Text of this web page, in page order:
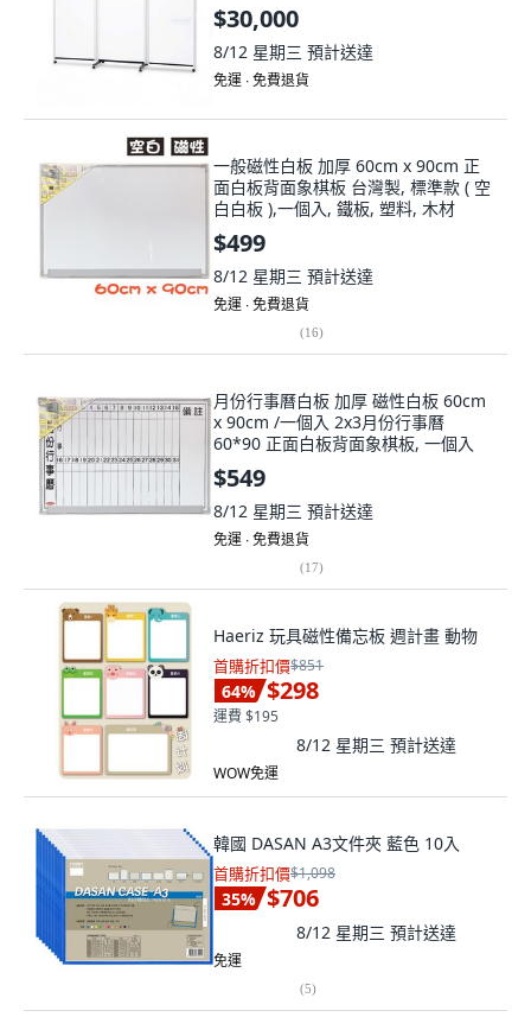
$30,000
8/12 星期三 預計送達
免運 ∙ 免費退貨
一般磁性白板 加厚 60cm x 90cm 正
面白板背面象棋板 台灣製, 標準款 ( 空
白白板 ),一個入, 鐵板, 塑料, 木材
$499
8/12 星期三 預計送達
免運 ∙ 免費退貨
(16)
月份行事曆白板 加厚 磁性白板 60cm
x 90cm /一個入 2x3月份行事曆
60*90 正面白板背面象棋板, 一個入
$549
8/12 星期三 預計送達
免運 ∙ 免費退貨
(17)
Haeriz 玩具磁性備忘板 週計畫 動物
首購折扣價$851
64% $298
運費 $195
8/12 星期三 預計送達
WOW免運
韓國 DASAN A3文件夾 藍色 10入
首購折扣價$1,098
35% $706
8/12 星期三 預計送達
免運
(5)